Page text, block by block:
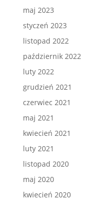
maj 2023
styczeń 2023
listopad 2022
październik 2022
luty 2022
grudzień 2021
czerwiec 2021
maj 2021
kwiecień 2021
luty 2021
listopad 2020
maj 2020
kwiecień 2020